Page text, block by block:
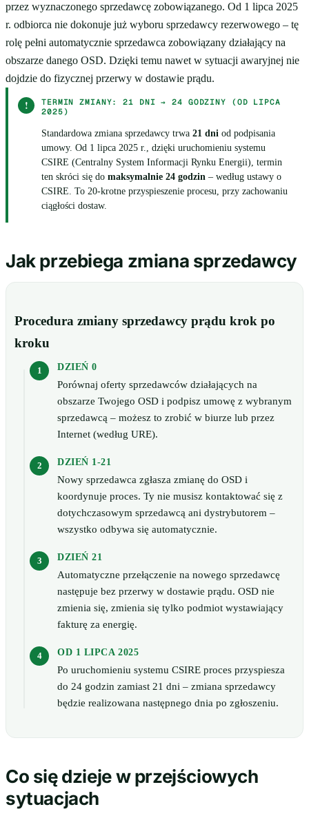
przez wyznaczonego sprzedawcę zobowiązanego. Od 1 lipca 2025
r. odbiorca nie dokonuje już wyboru sprzedawcy rezerwowego – tę
rolę pełni automatycznie sprzedawca zobowiązany działający na
obszarze danego OSD. Dzięki temu nawet w sytuacji awaryjnej nie
dojdzie do fizycznej przerwy w dostawie prądu.
!
TERMIN ZMIANY: 21 DNI → 24 GODZINY (OD LIPCA
2025)
Standardowa zmiana sprzedawcy trwa 21 dni od podpisania
umowy. Od 1 lipca 2025 r., dzięki uruchomieniu systemu
CSIRE (Centralny System Informacji Rynku Energii), termin
ten skróci się do maksymalnie 24 godzin – według ustawy o
CSIRE. To 20-krotne przyspieszenie procesu, przy zachowaniu
ciągłości dostaw.
Jak przebiega zmiana sprzedawcy
Procedura zmiany sprzedawcy prądu krok po
kroku
DZIEŃ 0
Porównaj oferty sprzedawców działających na
obszarze Twojego OSD i podpisz umowę z wybranym
sprzedawcą – możesz to zrobić w biurze lub przez
Internet (według URE).
DZIEŃ 1-21
Nowy sprzedawca zgłasza zmianę do OSD i
koordynuje proces. Ty nie musisz kontaktować się z
dotychczasowym sprzedawcą ani dystrybutorem –
wszystko odbywa się automatycznie.
DZIEŃ 21
Automatyczne przełączenie na nowego sprzedawcę
następuje bez przerwy w dostawie prądu. OSD nie
zmienia się, zmienia się tylko podmiot wystawiający
fakturę za energię.
OD 1 LIPCA 2025
Po uruchomieniu systemu CSIRE proces przyspiesza
do 24 godzin zamiast 21 dni – zmiana sprzedawcy
będzie realizowana następnego dnia po zgłoszeniu.
Co się dzieje w przejściowych
sytuacjach